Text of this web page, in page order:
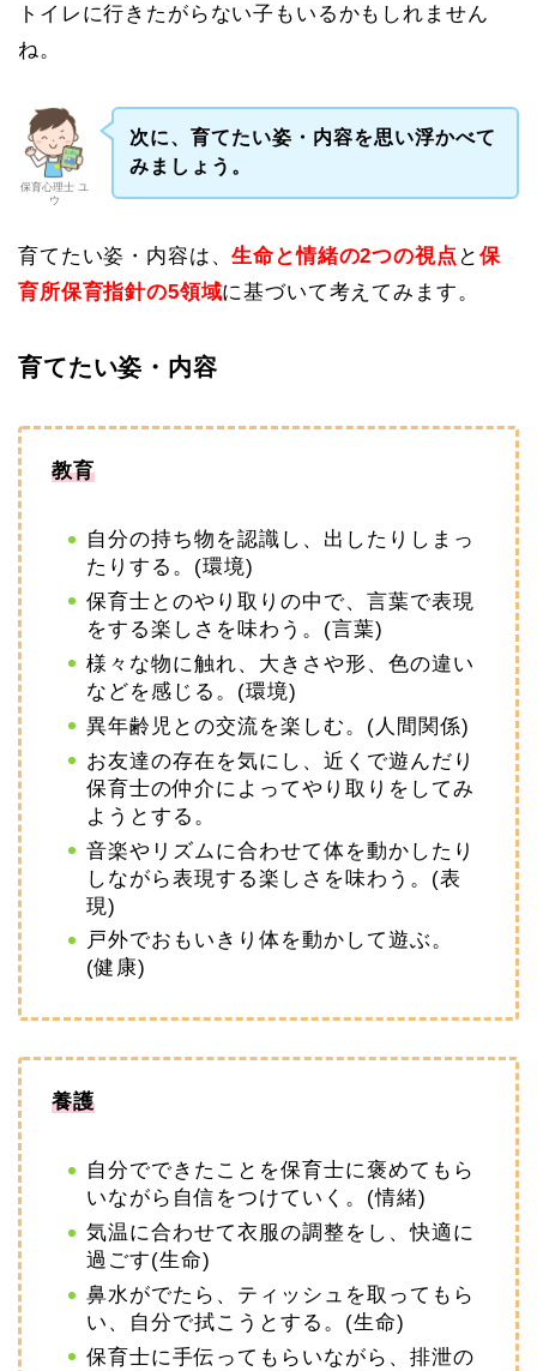
トイレに行きたがらない子もいるかもしれません
ね。
保育心理士 ユ
ウ
次に、育てたい姿・内容を思い浮かべて
みましょう。
育てたい姿・内容は、生命と情緒の2つの視点 と 保
育所保育指針の5領域に基づいて考えてみます。
育てたい姿・内容
教育
自分の持ち物を認識し、出したりしまっ
たりする。(環境)
保育士とのやり取りの中で、言葉で表現
をする楽しさを味わう。(言葉)
様々な物に触れ、大きさや形、色の違い
などを感じる。(環境)
異年齢児との交流を楽しむ。(人間関係)
お友達の存在を気にし、近くで遊んだり
保育士の仲介によってやり取りをしてみ
ようとする。
音楽やリズムに合わせて体を動かしたり
しながら表現する楽しさを味わう。(表
現)
戸外でおもいきり体を動かして遊ぶ。
(健康)
養護
自分でできたことを保育士に褒めてもら
いながら自信をつけていく。(情緒)
気温に合わせて衣服の調整をし、快適に
過ごす(生命)
鼻水がでたら、ティッシュを取ってもら
い、自分で拭こうとする。(生命)
保育士に手伝ってもらいながら、排泄の